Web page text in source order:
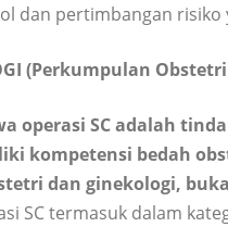
dan pertimbangan risiko
(Perkumpulan
operasi SC adalah
kompetensi bedah
dan ginekologi,
SC termasuk dalam